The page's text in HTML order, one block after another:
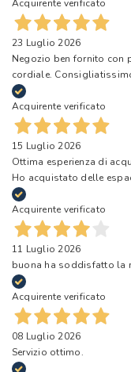
Acquirente verificato
23 Luglio 2026
Negozio ben fornito con
cordiale.
Acquirente verificato
15 Luglio 2026
Ottima esperienza di
Ho acquistato delle
Acquirente verificato
11 Luglio 2026
buona ha soddisfatto la
Acquirente verificato
08 Luglio 2026
Servizio ottimo.